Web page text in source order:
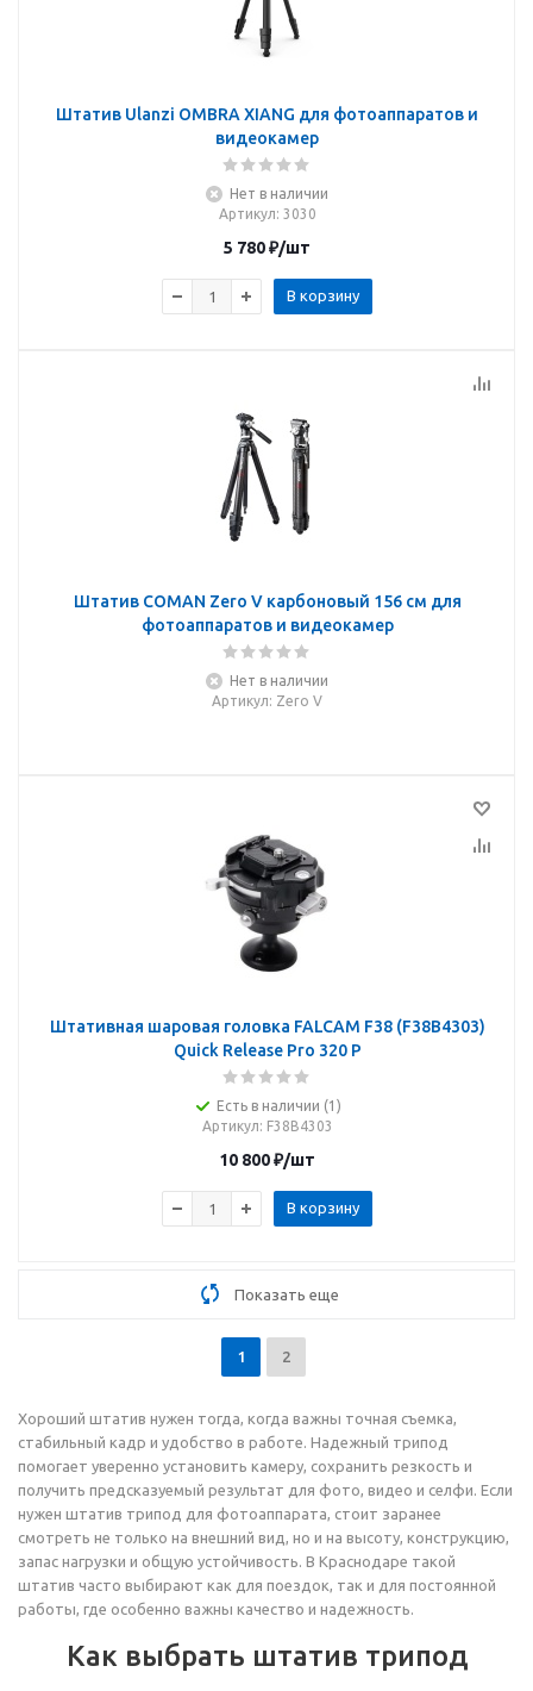
Штатив Ulanzi OMBRA XIANG для фотоаппаратов и
видеокамер
Нет в наличии
Артикул: 3030
5 780₽/шт
В корзину
Штатив COMAN Zero V карбоновый 156 см для
фотоаппаратов и видеокамер
Нет в наличии
Артикул: Zero V
Штативная шаровая головка FALCAM F38 (F38B4303)
Quick Release Pro 320 P
Есть в наличии (1)
Артикул: F38B4303
10 800₽/шт
В корзину
Показать еще
1 2
Хороший штатив нужен тогда, когда важны точная съемка,
стабильный кадр и удобство в работе. Надежный трипод
помогает уверенно установить камеру, сохранить резкость и
получить предсказуемый результат для фото, видео и селфи. Если
нужен штатив трипод для фотоаппарата, стоит заранее
смотреть не только на внешний вид, но и на высоту, конструкцию,
запас нагрузки и общую устойчивость. В Краснодаре такой
штатив часто выбирают как для поездок, так и для постоянной
работы, где особенно важны качество и надежность.
Как выбрать штатив трипод